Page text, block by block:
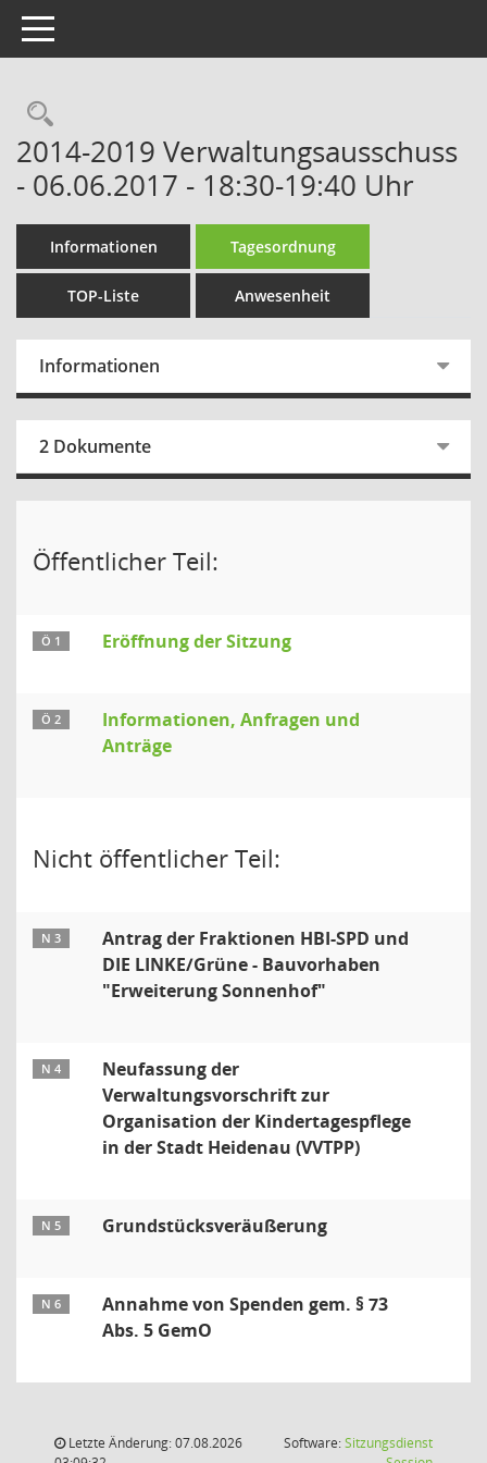
Toggle navigation
Rechercheauswahl
2014-2019 Verwaltungsausschuss
- 06.06.2017 - 18:30-19:40 Uhr
Informationen Tagesordnung
TOP-Liste Anwesenheit
Informationen
2 Dokumente
Öffentlicher Teil:
Ö 1 Eröffnung der Sitzung
Ö 2
Informationen, Anfragen und
Anträge
Nicht öffentlicher Teil:
N 3
Antrag der Fraktionen HBI-SPD und
DIE LINKE/Grüne - Bauvorhaben
"Erweiterung Sonnenhof"
N 4
Neufassung der
Verwaltungsvorschrift zur
Organisation der Kindertagespflege
in der Stadt Heidenau (VVTPP)
N 5 Grundstücksveräußerung
N 6
Annahme von Spenden gem. § 73
Abs. 5 GemO
Letzte Änderung: 07.08.2026
Software:Sitzungsdienst